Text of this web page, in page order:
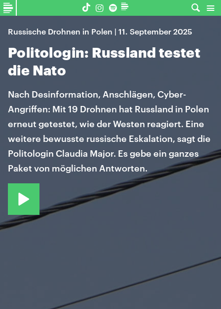
Russische Drohnen in Polen | 11. September 2025
Politologin: Russland testet
die Nato
Nach Desinformation, Anschlägen, Cyber-
Angriffen: Mit 19 Drohnen hat Russland in Polen
erneut getestet, wie der Westen reagiert. Eine
weitere bewusste russische Eskalation, sagt die
Politologin Claudia Major. Es gebe ein ganzes
Paket von möglichen Antworten.